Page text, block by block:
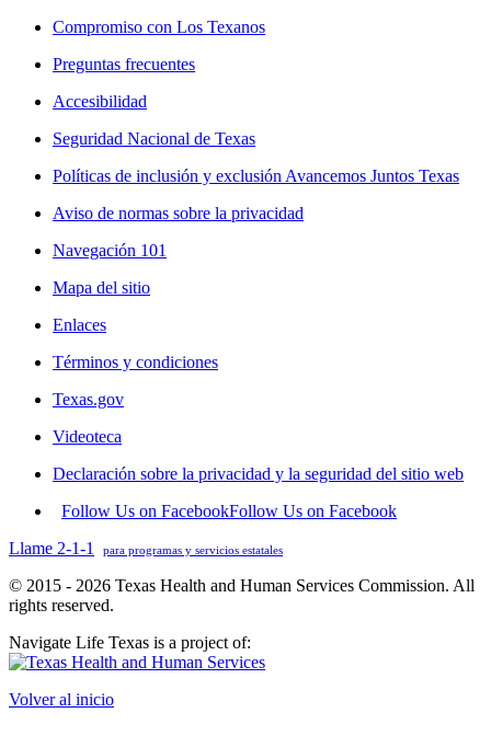
Compromiso con Los Texanos
Preguntas frecuentes
Accesibilidad
Seguridad Nacional de Texas
Políticas de inclusión y exclusión Avancemos Juntos Texas
Aviso de normas sobre la privacidad
Navegación 101
Mapa del sitio
Enlaces
Términos y condiciones
Texas.gov
Videoteca
Declaración sobre la privacidad y la seguridad del sitio web
Follow Us on FacebookFollow Us on Facebook
Llame 2-1-1
para programas y servicios estatales
© 2015 - 2026 Texas Health and Human Services Commission. All
rights reserved.
Navigate Life Texas is a project of:
Volver al inicio